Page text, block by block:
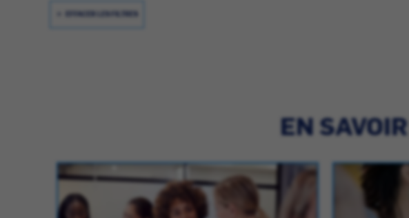
EFFACER LES FILTRES
EN